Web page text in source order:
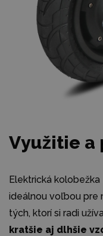
Využitie
Elektrická kolobežka
ideálnou voľbou pre
tých, ktorí si radi
kratšie aj dlhšie